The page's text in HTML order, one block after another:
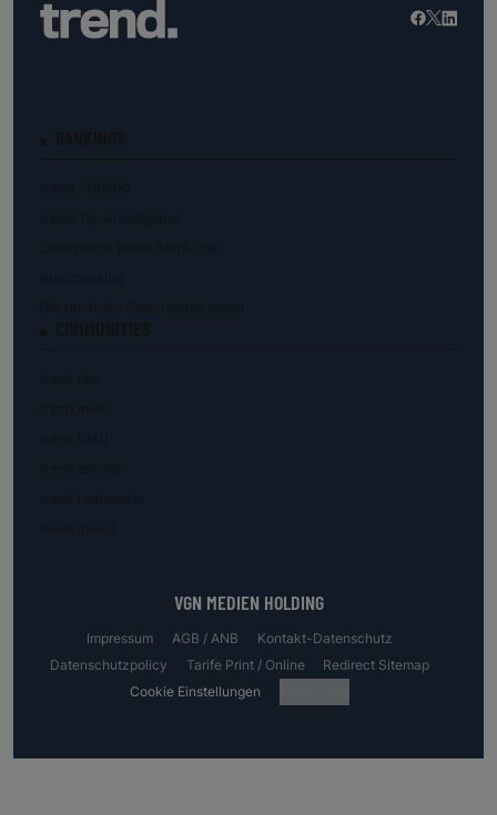
VGN MEDIEN HOLDING
Impressum AGB / ANB
Kontakt-Datenschutz
Datenschutzpolicy
Tarife Print / Online
Redirect Sitemap
Cookie Einstellungen